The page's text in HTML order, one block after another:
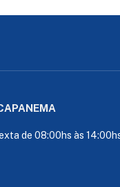
de 08:00hs às